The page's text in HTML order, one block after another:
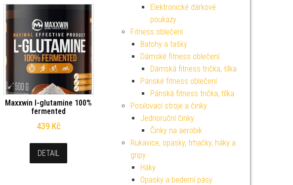
Maxxwin l-glutamine 100%
fermented
439 Kč
DETAIL
Elektronické dárkové
poukazy
Fitness oblečení
Batohy a tašky
Dámské fitness oblečení
Dámská fitness trička, tílka
Pánské fitness oblečení
Pánská fitness trička, tílka
Posilovací stroje a činky
Jednoruční činky
Činky na aerobik
Rukavice, opasky, trhačky, háky a
gripy
Háky
Opasky a bederní pásy